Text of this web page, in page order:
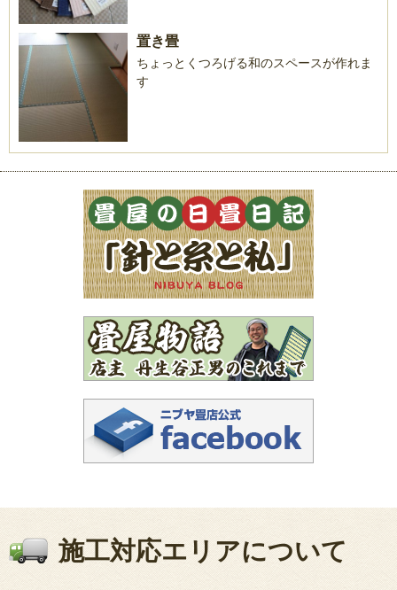
置き畳
ちょっとくつろげる和のスペースが作れま
す
施工対応エリアについて